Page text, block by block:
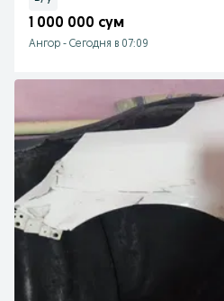
1 000 000 сум
Ангор - Сегодня в 07:09